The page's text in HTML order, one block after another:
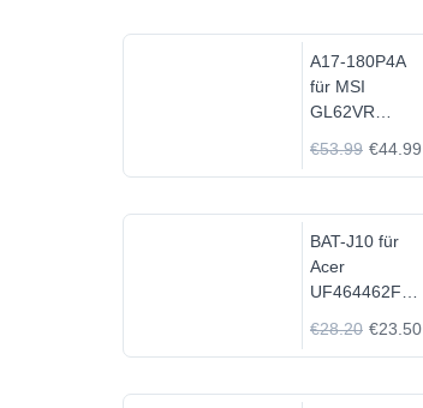
A17-180P4A
für MSI
GL62VR
€53.99 €44.99
BAT-J10 für
Acer
UF464462F
€28.20 €23.50